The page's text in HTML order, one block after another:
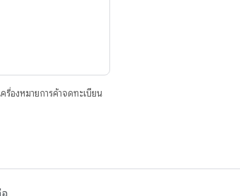
รื่องหมายการค้าจดทะเบียน